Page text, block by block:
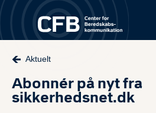
Spring til hovedindhold
Aktuelt
Abonnér på nyt fra
sikkerhedsnet.dk